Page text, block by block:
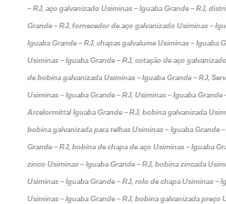
– RJ, aço galvanizado Usiminas – Iguaba Grande – RJ,
Grande – RJ, fornecedor de aço galvanizado Usiminas –
Iguaba Grande – RJ, chapas galvalume Usiminas – Iguaba
Usiminas – Iguaba Grande – RJ, cotação de aço
de bobina galvanizada Usiminas – Iguaba Grande – RJ,
Usiminas – Iguaba Grande – RJ, Usiminas – Iguaba Grande
Arcelormittal Iguaba Grande – RJ, bobina galvanizada
bobina galvanizada para telhas Usiminas – Iguaba Grande
Grande – RJ, bobina de chapa de aço Usiminas – Iguaba
zinco Usiminas – Iguaba Grande – RJ, bobina zincada
Usiminas – Iguaba Grande – RJ, rolo de chapa Usiminas –
Usiminas – Iguaba Grande – RJ, bobina galvanizada preço